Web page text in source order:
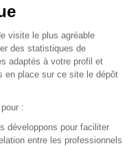
SAFI
visite le plus agréable
des statistiques de
adaptés à votre profil et
en place sur ce site le dépôt
:
développons pour faciliter
entre les professionnels